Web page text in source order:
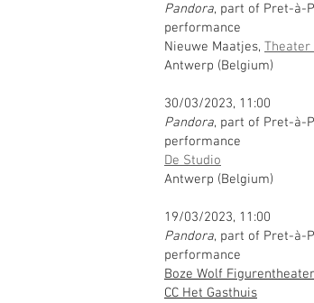
Pandora, part of Pret-à-
performance
Nieuwe Maatjes, Theater
Antwerp (Belgium)
30/03/2023, 11:00
Pandora, part of Pret-à-
performance
De Studio
Antwerp (Belgium)
19/03/2023, 11:00
Pandora, part of Pret-à-
performance
Boze Wolf
CC Het Gasthuis